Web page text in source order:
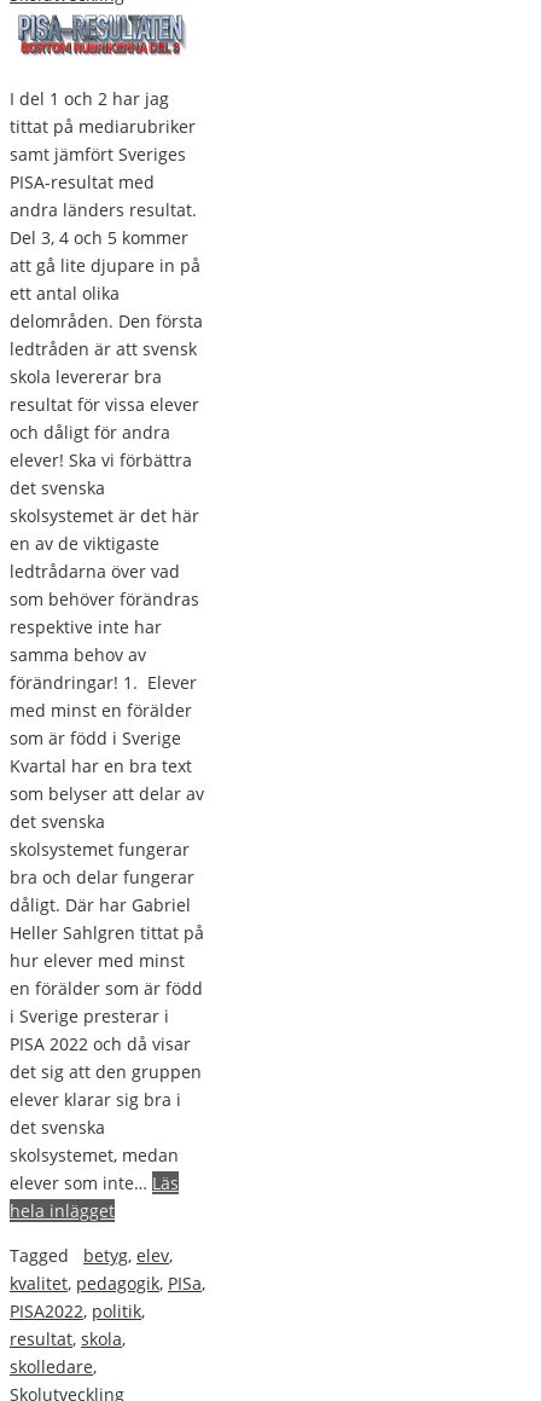
I del 1 och 2 har jag
tittat på mediarubriker
samt jämfört Sveriges
PISA-resultat med
andra länders resultat.
Del 3, 4 och 5 kommer
att gå lite djupare in på
ett antal olika
delområden. Den första
ledtråden är att svensk
skola levererar bra
resultat för vissa elever
och dåligt för andra
elever! Ska vi förbättra
det svenska
skolsystemet är det här
en av de viktigaste
ledtrådarna över vad
som behöver förändras
respektive inte har
samma behov av
förändringar! 1. Elever
med minst en förälder
som är född i Sverige
Kvartal har en bra text
som belyser att delar av
det svenska
skolsystemet fungerar
bra och delar fungerar
dåligt. Där har Gabriel
Heller Sahlgren tittat på
hur elever med minst
en förälder som är född
i Sverige presterar i
PISA 2022 och då visar
det sig att den gruppen
elever klarar sig bra i
det svenska
skolsystemet, medan
elever som inte… Läs
hela inlägget
Tagged
betyg, elev,
kvalitet, pedagogik, PISa,
PISA2022, politik,
resultat, skola,
skolledare,
Skolutveckling